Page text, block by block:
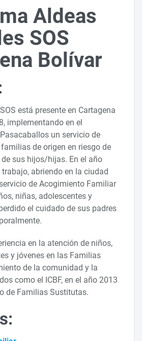
Aldeas
SOS
Bolívar
está presente en Cartagena
implementando en el
un servicio de
de origen en riesgo de
sus hijos/hijas. En el año
abriendo en la ciudad
de Acogimiento Familiar
niñas, adolescentes y
el cuidado de sus padres
en la atención de niños,
y jóvenes en las Familias
de la comunidad y la
como el ICBF, en el año 2013
de Familias Sustitutas.